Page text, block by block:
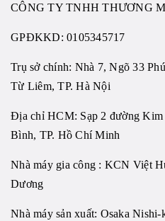
CÔNG TY TNHH THƯƠNG
GPĐKKD: 0105345717
Trụ sở chính: Nhà 7, Ngõ 33
Từ Liêm, TP. Hà Nội
Địa chỉ HCM: Sạp 2 đường Kim
Bình, TP. Hồ Chí Minh
Nhà máy gia công : KCN Việt
Dương
Nhà máy sản xuất: Osaka